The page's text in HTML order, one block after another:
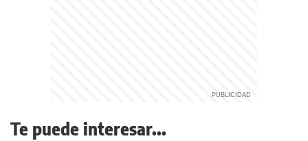
Te puede interesar...